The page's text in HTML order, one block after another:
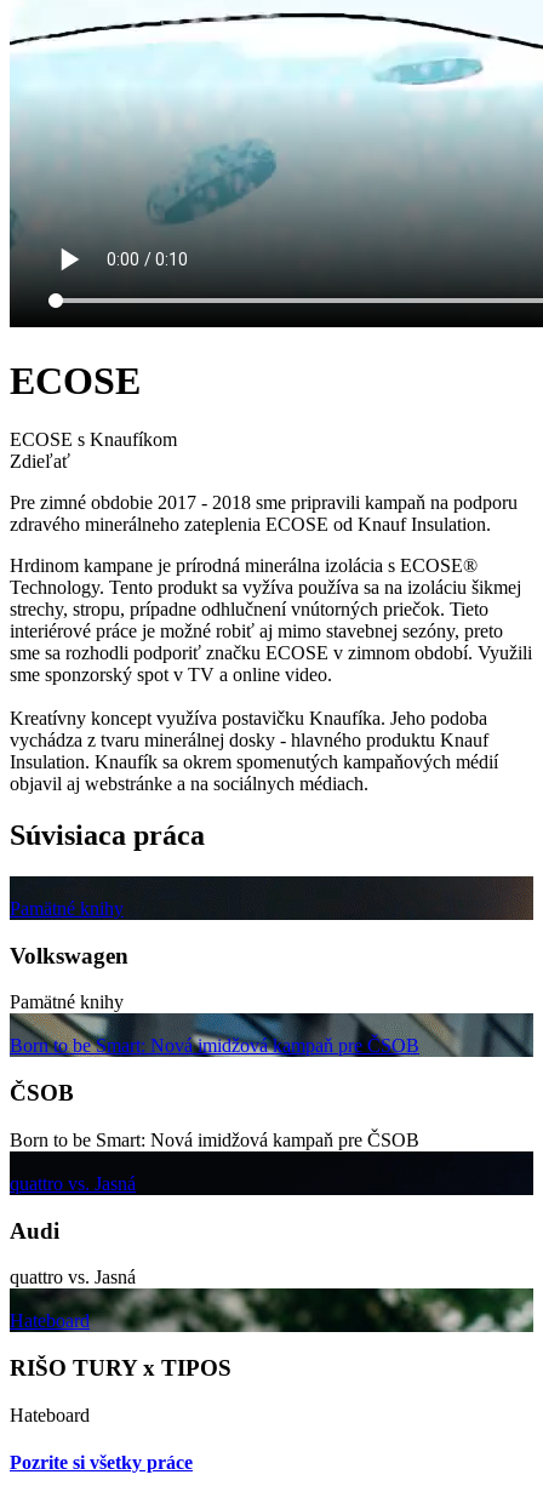
ECOSE
ECOSE s Knaufíkom
Zdieľať
Pre zimné obdobie 2017 - 2018 sme pripravili kampaň na podporu
zdravého minerálneho zateplenia ECOSE od Knauf Insulation.
Hrdinom kampane je prírodná minerálna izolácia s ECOSE®
Technology. Tento produkt sa vyžíva používa sa na izoláciu šikmej
strechy, stropu, prípadne odhlučnení vnútorných priečok. Tieto
interiérové práce je možné robiť aj mimo stavebnej sezóny, preto
sme sa rozhodli podporiť značku ECOSE v zimnom období. Využili
sme sponzorský spot v TV a online video.
Kreatívny koncept využíva postavičku Knaufíka. Jeho podoba
vychádza z tvaru minerálnej dosky - hlavného produktu Knauf
Insulation. Knaufík sa okrem spomenutých kampaňových médií
objavil aj webstránke a na sociálnych médiach.
Súvisiaca práca
Pamätné knihy
Volkswagen
Pamätné knihy
Born to be Smart: Nová imidžová kampaň pre ČSOB
ČSOB
Born to be Smart: Nová imidžová kampaň pre ČSOB
quattro vs. Jasná
Audi
quattro vs. Jasná
Hateboard
RIŠO TURY x TIPOS
Hateboard
Pozrite si všetky práce